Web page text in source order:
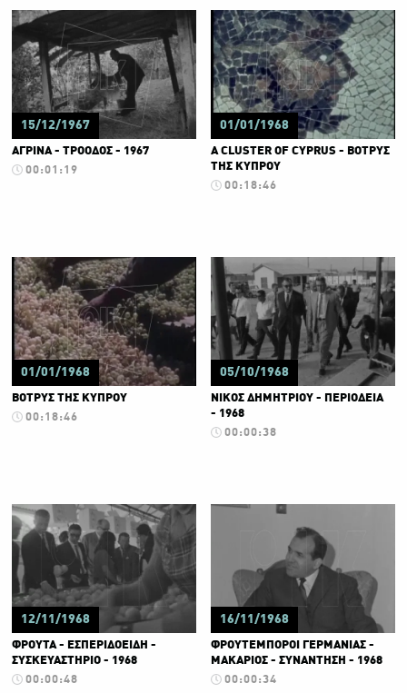
15/12/1967
ΑΓΡΙΝΑ - ΤΡΟΟΔΟΣ - 1967
00:01:19
01/01/1968
A CLUSTER OF CYPRUS - ΒΟΤΡΥΣ
ΤΗΣ ΚΥΠΡΟΥ
00:18:46
01/01/1968
ΒΟΤΡΥΣ ΤΗΣ ΚΥΠΡΟΥ
00:18:46
05/10/1968
ΝΙΚΟΣ ΔΗΜΗΤΡΙΟΥ - ΠΕΡΙΟΔΕΙΑ
- 1968
00:00:38
12/11/1968
ΦΡΟΥΤΑ - ΕΣΠΕΡΙΔΟΕΙΔΗ -
ΣΥΣΚΕΥΑΣΤΗΡΙΟ - 1968
00:00:48
16/11/1968
ΦΡΟΥΤΕΜΠΟΡΟΙ ΓΕΡΜΑΝΙΑΣ -
ΜΑΚΑΡΙΟΣ - ΣΥΝΑΝΤΗΣΗ - 1968
00:00:34